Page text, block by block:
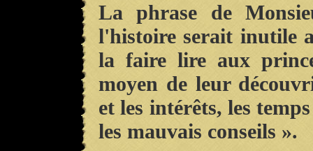
La phrase de
l'histoire serait inutile
la faire lire aux
moyen de leur
et les intérêts, les
les mauvais conseils ».